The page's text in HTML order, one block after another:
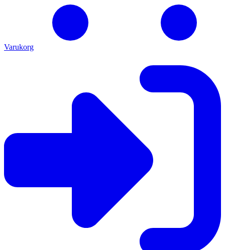
Varukorg